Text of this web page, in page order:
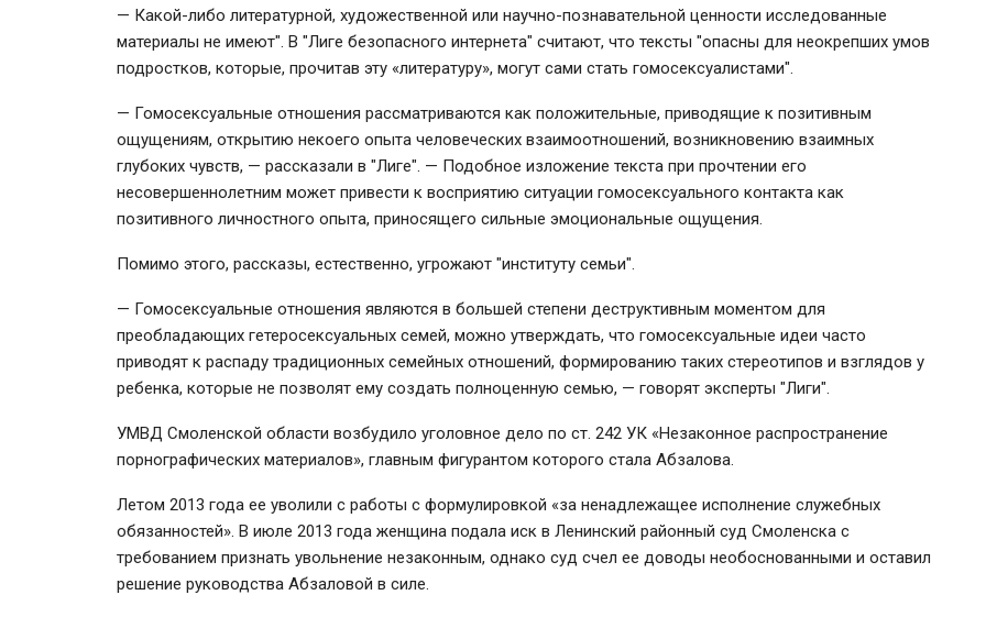
— Какой-либо литературной, художественной или научно-познавательной ценности исследованные
материалы не имеют". В "Лиге безопасного интернета" считают, что тексты "опасны для неокрепших умов
подростков, которые, прочитав эту «литературу», могут сами стать гомосексуалистами"
— Гомосексуальные отношения рассматриваются как положительные, приводящие к позитивным
ощущениям, открытию некоего опыта человеческих взаимоотношений, возникновению взаимных
глубоких чувств, — рассказали в "Лиге". — Подобное изложение текста при прочтении его
несовершеннолетним может привести к восприятию ситуации гомосексуального контакта как
позитивного личностного опыта, приносящего сильные эмоциональные ощущения.
Помимо этого, рассказы, естественно, угрожают "институту семьи".
— Гомосексуальные отношения являются в большей степени деструктивным моментом для
преобладающих гетеросексуальных семей, можно утверждать, что гомосексуальные идеи часто
приводят к распаду традиционных семейных отношений, формированию таких стереотипов и взглядов у
ребенка, которые не позволят ему создать полноценную семью, — говорят эксперты "Лиги".
УМВД Смоленской области возбудило уголовное дело по ст. 242 УК «Незаконное распространение
порнографических материалов», главным фигурантом которого стала Абзалова.
Летом 2013 года ее уволили с работы с формулировкой «за ненадлежащее исполнение служебных
обязанностей». В июле 2013 года женщина подала иск в Ленинский районный суд Смоленска с
требованием признать увольнение незаконным, однако суд счел ее доводы необоснованными и оставил
решение руководства Абзаловой в силе.